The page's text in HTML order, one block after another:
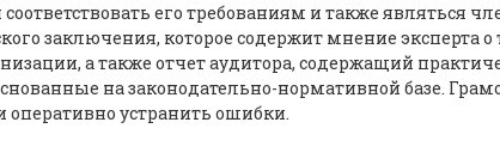
его требованиям и также являться
заключения, которое содержит мнение эксперта о
а также отчет аудитора, содержащий
на законодательно-нормативной базе.
устранить ошибки.